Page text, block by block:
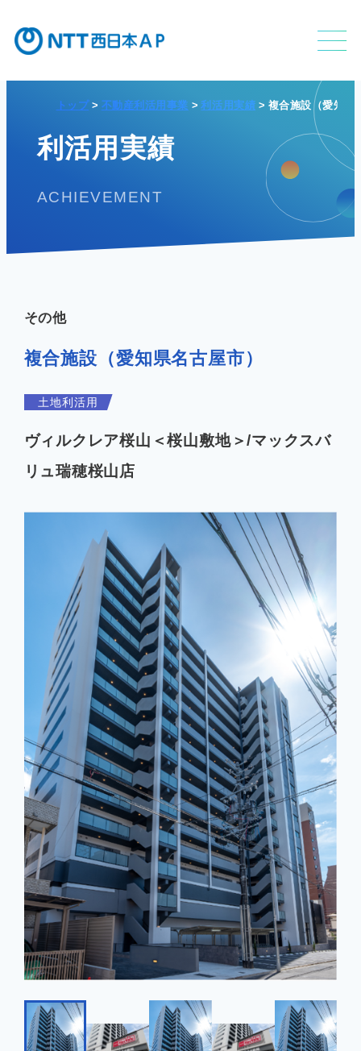
よくあるご質問
会社案内PDF
不動産利活用事業
APの特長
企業情報
利活用実績
ACHIEVEMENT
トップ 不動産利活用事業 利活用実績 複合施設（愛知県
その他
複合施設（愛知県名古屋市）
土地利活用
ヴィルクレア桜山＜桜山敷地＞/マックスバ
リュ瑞穂桜山店